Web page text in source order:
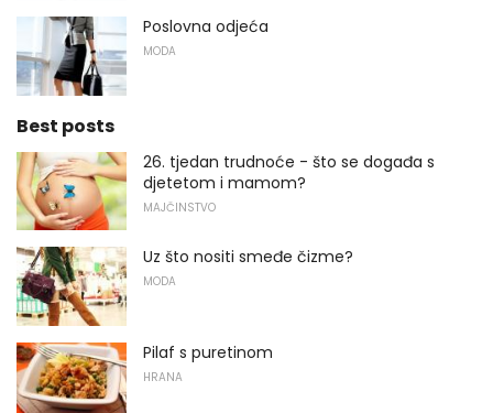
Poslovna odjeća
MODA
Best posts
26. tjedan trudnoće - što se događa s
djetetom i mamom?
MAJČINSTVO
Uz što nositi smeđe čizme?
MODA
Pilaf s puretinom
HRANA